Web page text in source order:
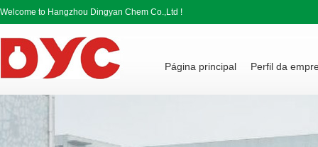
Welcome to Hangzhou Dingyan Chem Co.,Ltd !
Página principal Perfil da